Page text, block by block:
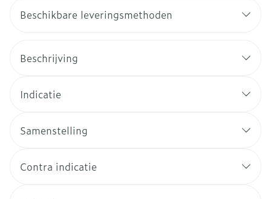
Beschikbare leveringsmethoden
Beschrijving
Indicatie
Samenstelling
Contra indicatie